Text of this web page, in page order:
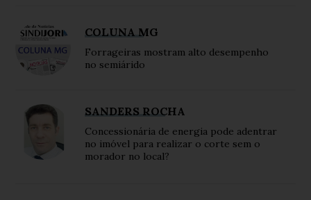
COLUNA MG
Forrageiras mostram alto desempenho
no semiárido
SANDERS ROCHA
Concessionária de energia pode adentrar
no imóvel para realizar o corte sem o
morador no local?